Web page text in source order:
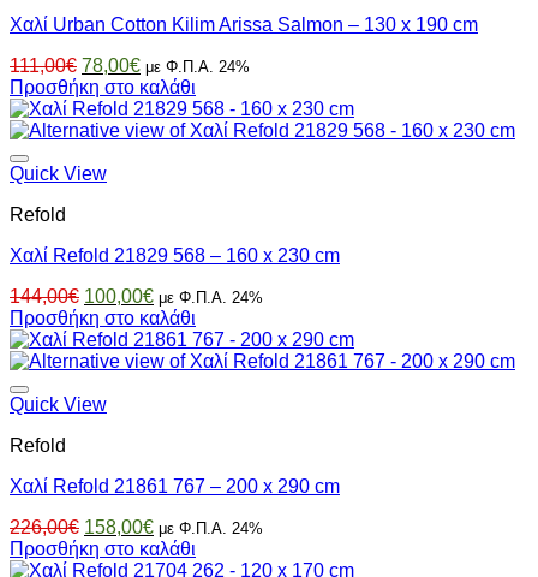
Χαλί Urban Cotton Kilim Arissa Salmon – 130 x 190 cm
111,00€ Original
price
was:
111,00€.
78,00€Η
τρέχουσα
τιμή
είναι:
με Φ.Π.Α. 24%
Προσθήκη στο καλάθι
Quick View
Refold
Χαλί Refold 21829 568 – 160 x 230 cm
144,00€ Original
price
was:
144,00€.
100,00€Η
τρέχουσα
τιμή
είναι:
με Φ.Π.Α. 24%
Προσθήκη στο καλάθι
Quick View
Refold
Χαλί Refold 21861 767 – 200 x 290 cm
226,00€ Original
price
was:
158,00€Η
τρέχουσα
τιμή
με Φ.Π.Α. 24%
Προσθήκη στο καλάθι